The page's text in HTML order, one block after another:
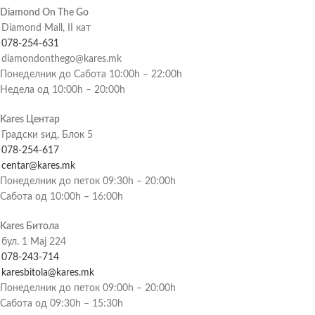
Diamond On The Go
Diamond Mall, II кат
078-254-631
diamondonthego@kares.mk
Понеделник до Сабота 10:00h – 22:00h
Недела од 10:00h – 20:00h
Kares Центар
Градски ѕид, Блок 5
078-254-617
centar@kares.mk
Понеделник до петок 09:30h – 20:00h
Сабота од 10:00h – 16:00h
Kares Битола
бул. 1 Мај 224
078-243-714
karesbitola@kares.mk
Понеделник до петок 09:00h – 20:00h
Сабота од 09:30h – 15:30h